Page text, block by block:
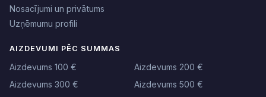
Nosacījumi un privātums
Uzņēmumu profili
AIZDEVUMI PĒC SUMMAS
Aizdevums 100 €
Aizdevums 200 €
Aizdevums 300 €
Aizdevums 500 €